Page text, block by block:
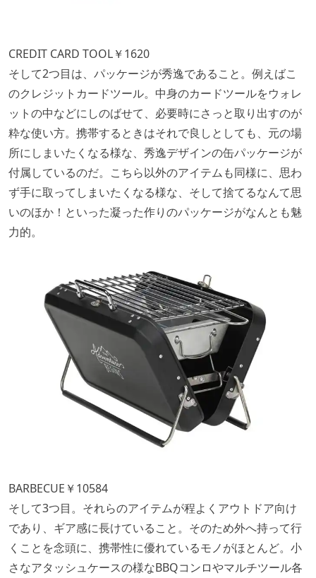
CREDIT CARD TOOL￥1620
そして2つ目は、パッケージが秀逸であること。例えばこ
のクレジットカードツール。中身のカードツールをウォレ
ットの中などにしのばせて、必要時にさっと取り出すのが
粋な使い方。携帯するときはそれで良しとしても、元の場
所にしまいたくなる様な、秀逸デザインの缶パッケージが
付属しているのだ。こちら以外のアイテムも同様に、思わ
ず手に取ってしまいたくなる様な、そして捨てるなんて思
いのほか！といった凝った作りのパッケージがなんとも魅
力的。
BARBECUE￥10584
そして3つ目。それらのアイテムが程よくアウトドア向け
であり、ギア感に長けていること。そのため外へ持って行
くことを念頭に、携帯性に優れているモノがほとんど。小
さなアタッシュケースの様なBBQコンロやマルチツール各